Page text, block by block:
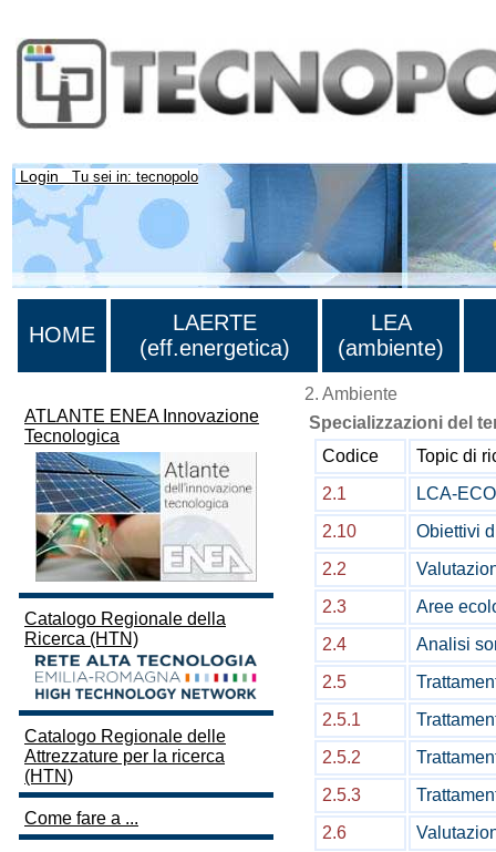
Login Tu sei in: tecnopolo
HOME
LAERTE
(eff.energetica)
LEA
(ambiente)
ATLANTE ENEA Innovazione
Tecnologica
Catalogo Regionale della
Ricerca (HTN)
Catalogo Regionale delle
Attrezzature per la ricerca
(HTN)
Come fare a ...
2. Ambiente
Specializzazioni del
Codice
Topic di
2.1
LCA-
2.10
Obiettivi
2.2
2.3
Aree
2.4
Analisi
2.5
2.5.1
2.5.2
2.5.3
2.6